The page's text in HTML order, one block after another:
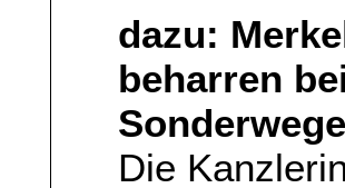
dazu:
beharren
Die